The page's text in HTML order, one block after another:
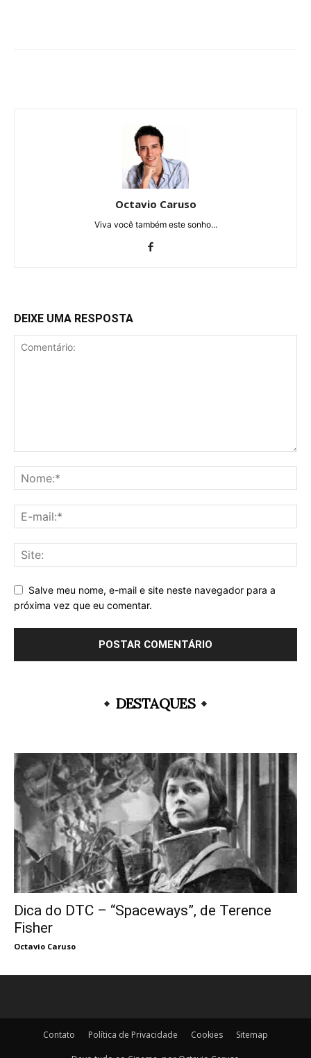
Octavio Caruso
Viva você também este sonho...
DEIXE UMA RESPOSTA
Salve meu nome, e-mail e site neste navegador para a
próxima vez que eu comentar.
DESTAQUES
Dica do DTC – “Spaceways”, de Terence
Fisher
Octavio Caruso
Contato Política de Privacidade Cookies Sitemap